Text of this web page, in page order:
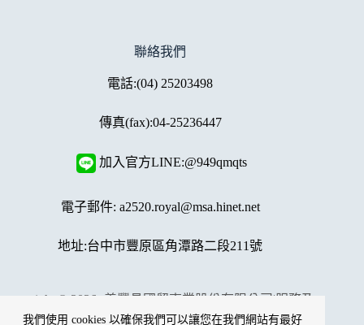
我們使用 cookies 以確保我們可以讓您在我們網站有最好
聯絡我們
電話:(04) 25203498
傳真(fax):04-25236447
加入官方LINE:@949qmqts
電子郵件: a2520.royal@msa.hinet.net
地址:台中市豐原區角潭路二段211號
copyright © 2026 -義豐昌國貿事業股份有限公司|服務及
隱私條款